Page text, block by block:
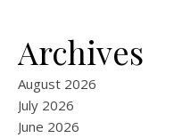
Archives
August 2026
July 2026
June 2026